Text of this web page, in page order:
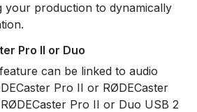
your production to dynamically
Pro II or Duo
can be linked to audio
Pro II or RØDECaster
Pro II or Duo USB 2